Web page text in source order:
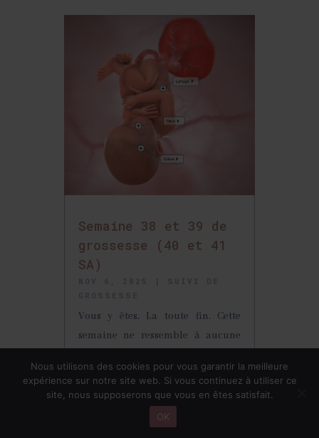
Semaine 38 et 39 de
grossesse (40 et 41
SA)
Vous y êtes. La toute fin. Cette
semaine ne ressemble à aucune
entre attente, impatience et
excitation. Chaque jour...
Nous utilisons des cookies pour vous garantir la meilleure
expérience sur notre site web. Si vous continuez à utiliser ce
site, nous supposerons que vous en êtes satisfait.
OK